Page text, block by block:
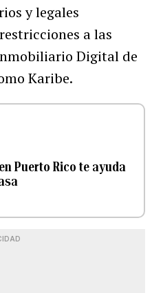
y legales
a las
Digital de
Karibe.
Puerto Rico te ayuda